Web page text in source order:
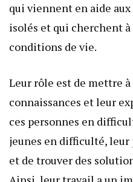
qui viennent en aide
isolés et qui cherchent
conditions de vie.
Leur rôle est de mettre
connaissances et leur
ces personnes en
jeunes en difficulté, leur
et de trouver des